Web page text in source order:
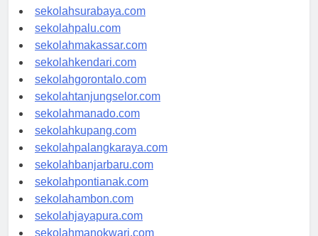
sekolahmataram.com
sekolahsurabaya.com
sekolahpalu.com
sekolahmakassar.com
sekolahkendari.com
sekolahgorontalo.com
sekolahtanjungselor.com
sekolahmanado.com
sekolahkupang.com
sekolahpalangkaraya.com
sekolahbanjarbaru.com
sekolahpontianak.com
sekolahambon.com
sekolahjayapura.com